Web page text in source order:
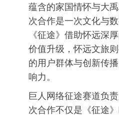
蕴含的家国情怀与大
次合作是一次文化与
《征途》借助怀远深
价值升级，怀远文旅
的用户群体与创新传
响力。
巨人网络征途赛道负
次合作不仅是《征途